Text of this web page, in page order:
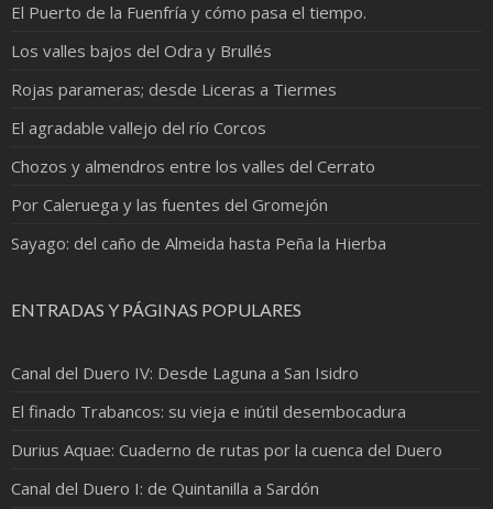
El Puerto de la Fuenfría y cómo pasa el tiempo.
Los valles bajos del Odra y Brullés
Rojas parameras; desde Liceras a Tiermes
El agradable vallejo del río Corcos
Chozos y almendros entre los valles del Cerrato
Por Caleruega y las fuentes del Gromejón
Sayago: del caño de Almeida hasta Peña la Hierba
ENTRADAS Y PÁGINAS POPULARES
Canal del Duero IV: Desde Laguna a San Isidro
El finado Trabancos: su vieja e inútil desembocadura
Durius Aquae: Cuaderno de rutas por la cuenca del Duero
Canal del Duero I: de Quintanilla a Sardón